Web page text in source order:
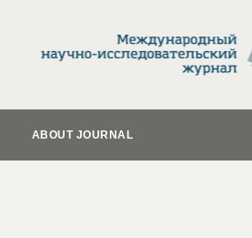
ABOUT JOURNAL